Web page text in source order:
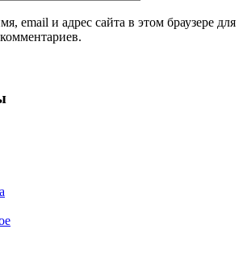
email и адрес сайта в этом браузере для